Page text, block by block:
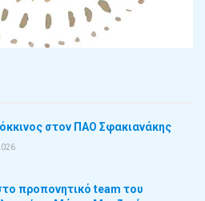
στον ΠΑΟ Σφακιανάκης
προπονητικό team του